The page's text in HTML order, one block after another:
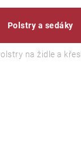
Polstry a sedáky
na židle a